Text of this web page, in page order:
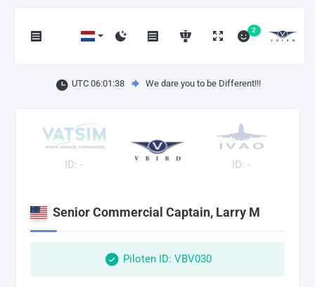
2
UTC 06:01:39 We dare you to be Different!!!
ID: - ID: -
Senior Commercial Captain, Larry M
Piloten ID: VBV030